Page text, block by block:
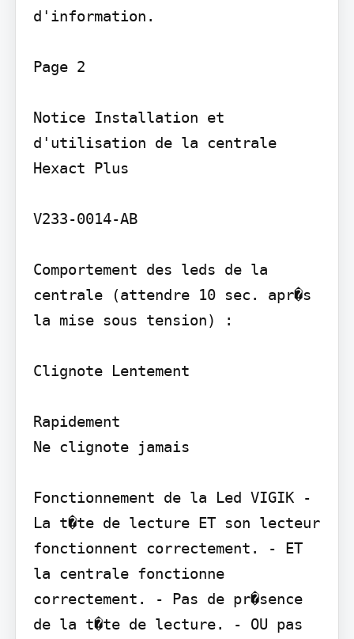
d'information.
Page 2
Notice Installation et
d'utilisation de la centrale
Hexact Plus
V233-0014-AB
Comportement des leds de la
centrale (attendre 10 sec. apr�s
la mise sous tension) :
Clignote Lentement
Rapidement
Ne clignote jamais
Fonctionnement de la Led VIGIK -
La t�te de lecture ET son lecteur
fonctionnent correctement. - ET
la centrale fonctionne
correctement. - Pas de pr�sence
de la t�te de lecture. - OU pas